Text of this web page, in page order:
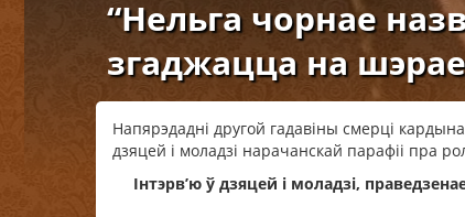
“Нельга чорнае
згаджацца на
Напярэдадні другой гадавіны смерці
дзяцей і моладзі нарачанскай парафіі пра
Інтэрв’ю ў дзяцей і моладзі,